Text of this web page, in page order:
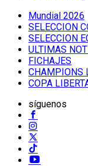
Mundial 2026
SELECCION
SELECCION
ULTIMAS
FICHAJES
CHAMPIONS
COPA
síguenos